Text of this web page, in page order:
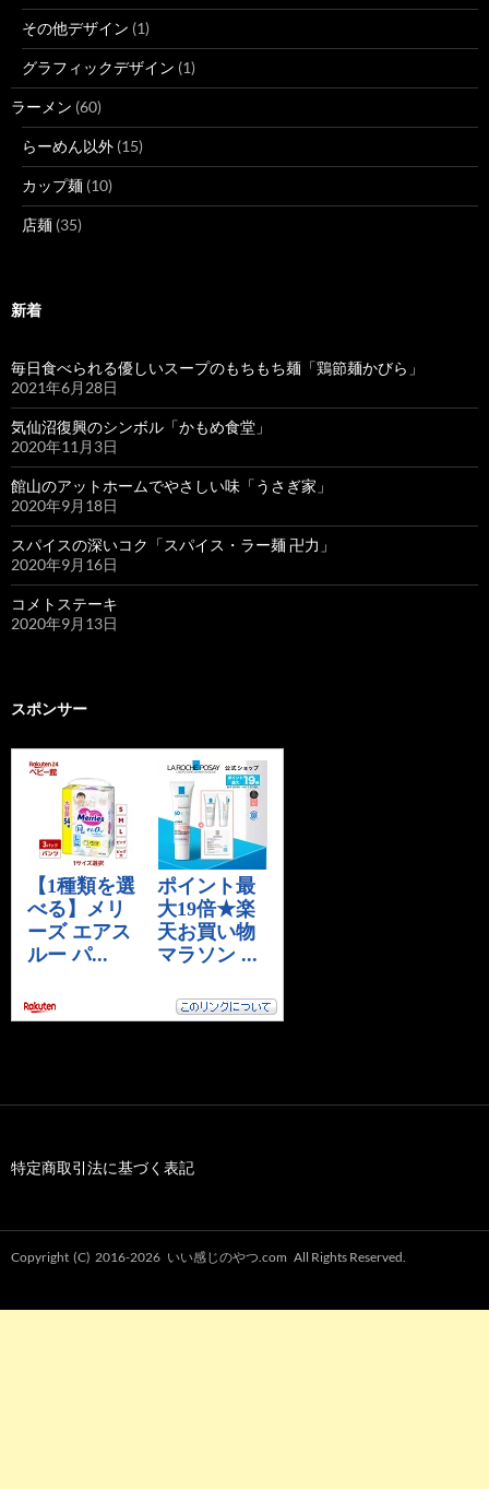
その他デザイン (1)
グラフィックデザイン (1)
ラーメン (60)
らーめん以外 (15)
カップ麺 (10)
店麺 (35)
新着
毎日食べられる優しいスープのもちもち麺「鶏節麺かびら」
2021年6月28日
気仙沼復興のシンボル「かもめ食堂」
2020年11月3日
館山のアットホームでやさしい味「うさぎ家」
2020年9月18日
スパイスの深いコク「スパイス・ラー麺 卍力」
2020年9月16日
コメトステーキ
2020年9月13日
スポンサー
特定商取引法に基づく表記
Copyright (C) 2016-2026 いい感じのやつ.com All Rights Reserved.